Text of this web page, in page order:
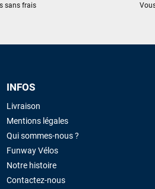
sans frais
INFOS
Livraison
Mentions légales
Qui sommes-nous ?
Funway Vélos
Notre histoire
Contactez-nous